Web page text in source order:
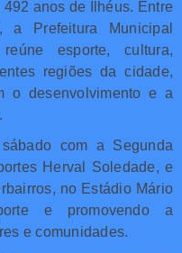
anos de Ilhéus. Entre
Prefeitura Municipal
esporte, cultura,
regiões da cidade,
o desenvolvimento e a
com a Segunda
Herval Soledade, e
no Estádio Mário
e promovendo a
e comunidades.